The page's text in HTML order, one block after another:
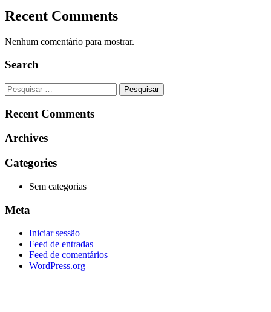
Recent Comments
Nenhum comentário para mostrar.
Search
Pesquisar
por:
Recent Comments
Archives
Categories
Sem categorias
Meta
Iniciar sessão
Feed de entradas
Feed de comentários
WordPress.org